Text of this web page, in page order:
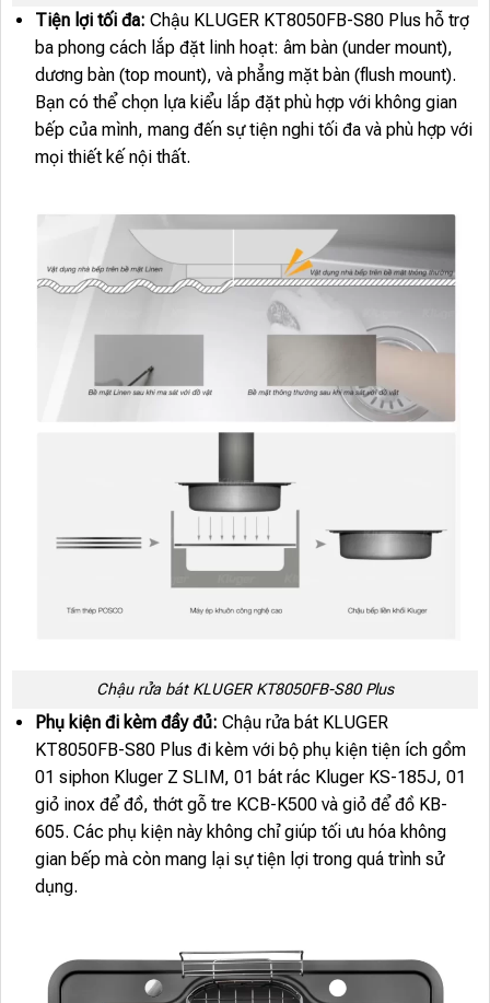
Tiện lợi tối đa: Chậu KLUGER KT8050FB-S80 Plus hỗ trợ
ba phong cách lắp đặt linh hoạt: âm bàn (under mount),
dương bàn (top mount), và phẳng mặt bàn (flush mount).
Bạn có thể chọn lựa kiểu lắp đặt phù hợp với không gian
bếp của mình, mang đến sự tiện nghi tối đa và phù hợp với
mọi thiết kế nội thất.
Chậu rửa bát KLUGER KT8050FB-S80 Plus
Phụ kiện đi kèm đầy đủ: Chậu rửa bát KLUGER
KT8050FB-S80 Plus đi kèm với bộ phụ kiện tiện ích gồm
01 siphon Kluger Z SLIM, 01 bát rác Kluger KS-185J, 01
giỏ inox để đồ, thớt gỗ tre KCB-K500 và giỏ để đồ KB-
605. Các phụ kiện này không chỉ giúp tối ưu hóa không
gian bếp mà còn mang lại sự tiện lợi trong quá trình sử
dụng.